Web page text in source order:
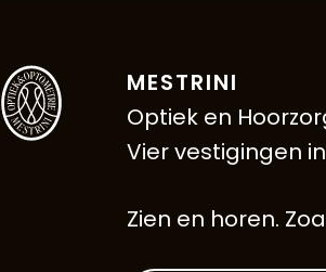
MESTRINI
Optiek en
Vier vestigingen
Zien en horen.